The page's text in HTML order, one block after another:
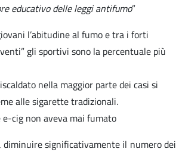
educativo delle leggi antifumo”
l’abitudine al fumo e tra i forti
gli sportivi sono la percentuale più
nella maggior parte dei casi si
alle sigarette tradizionali.
e-cig non aveva mai fumato
diminuire significativamente il numero dei